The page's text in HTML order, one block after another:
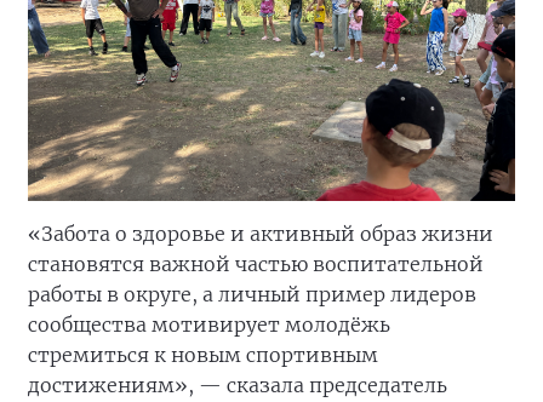
«Забота о здоровье и активный образ жизни
становятся важной частью воспитательной
работы в округе, а личный пример лидеров
сообщества мотивирует молодёжь
стремиться к новым спортивным
достижениям», — сказала председатель